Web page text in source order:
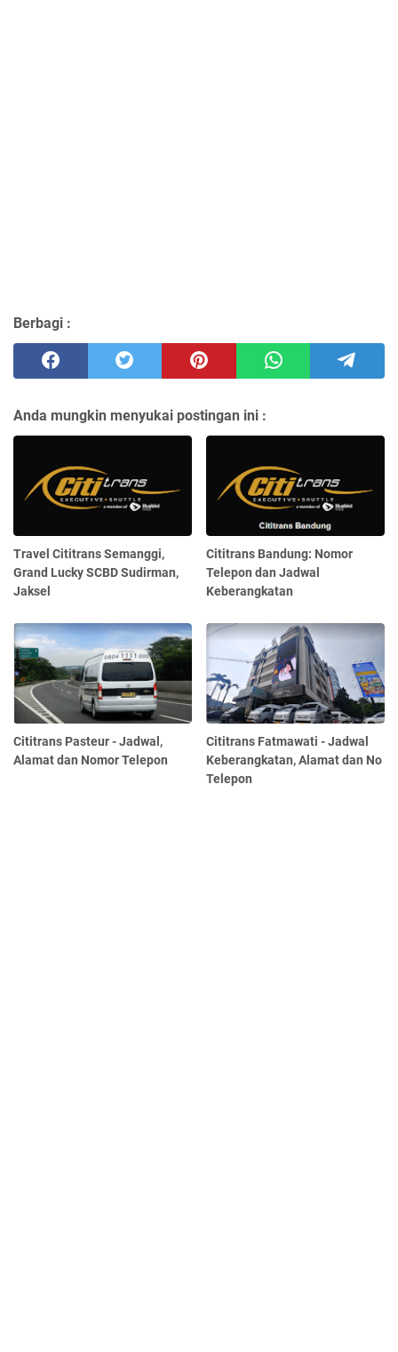
Berbagi :
Anda mungkin menyukai postingan ini :
Travel Cititrans Semanggi,
Grand Lucky SCBD Sudirman,
Jaksel
Cititrans Bandung: Nomor
Telepon dan Jadwal
Keberangkatan
Cititrans Pasteur - Jadwal,
Alamat dan Nomor Telepon
Cititrans Fatmawati - Jadwal
Keberangkatan, Alamat dan No
Telepon